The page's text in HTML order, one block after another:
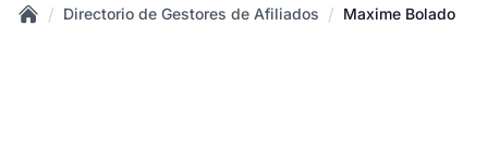
/ Directorio de Gestores de Afiliados / Maxime Bolado